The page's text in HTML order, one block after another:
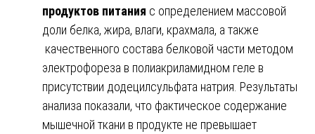
продуктов питания с определением массовой
доли белка, жира, влаги, крахмала, а также
качественного состава белковой части методом
электрофореза в полиакриламидном геле в
присутствии додецилсульфата натрия. Результаты
анализа показали, что фактическое содержание
мышечной ткани в продукте не превышает